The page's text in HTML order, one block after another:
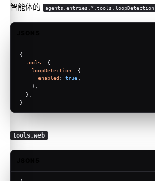
智能体的
agents.entries.*.tools.loopDetection
{
tools : {
loopDetection: {
enabled : true,
    },
  },
}
tools.web